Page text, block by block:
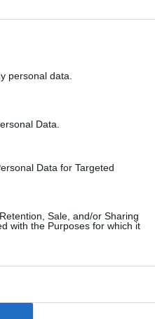
personal data.
Data.
Data for Targeted
Sale, and/or Sharing
with the Purposes for which it